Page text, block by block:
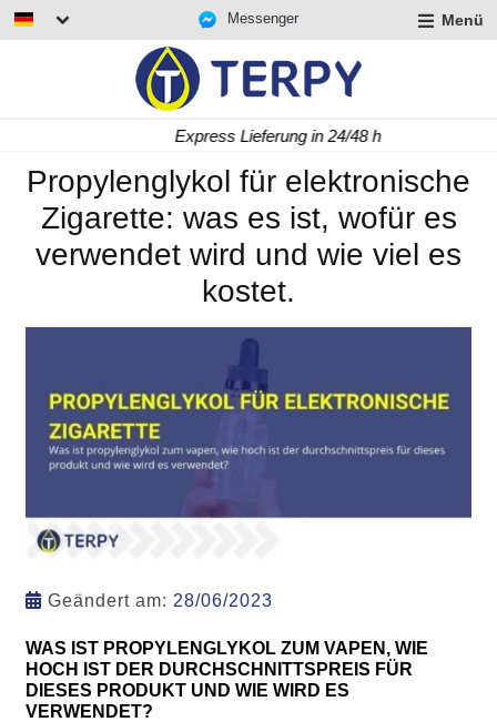
Messenger Menü
Express Lieferung in 24/48 h
Propylenglykol für elektronische
Zigarette: was es ist, wofür es
verwendet wird und wie viel es
kostet.
Geändert am: 28/06/2023
WAS IST PROPYLENGLYKOL ZUM VAPEN, WIE
HOCH IST DER DURCHSCHNITTSPREIS FÜR
DIESES PRODUKT UND WIE WIRD ES
VERWENDET?